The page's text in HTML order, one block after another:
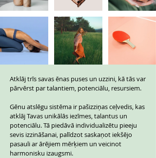
Atklāj trīs savas ēnas puses un uzzini, kā tās var
pārvērst par talantiem, potenciālu, resursiem.
Gēnu atslēgu sistēma ir pašizziņas ceļvedis, kas
atklāj Tavas unikālās iezīmes, talantus un
potenciālu. Tā piedāvā individualizētu pieeju
sevis izzināšanai, palīdzot saskaņot iekšējo
pasauli ar ārējiem mērķiem un veicinot
harmonisku izaugsmi.